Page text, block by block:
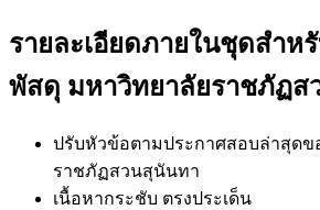
รายละเอียดภายในชุดสำห
พัสดุ มหาวิทยาลัยราชภัฏส
ปรับหัวข้อตามประกาศสอบล่าสุดข
ราชภัฏสวนสุนันทา
เนื้อหากระชับ ตรงประเด็น